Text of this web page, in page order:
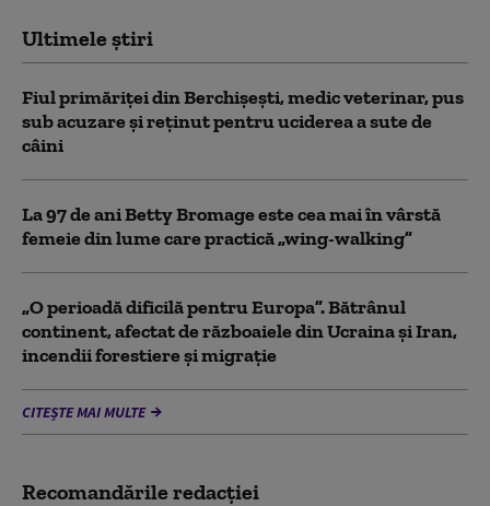
Ultimele știri
Fiul primăriţei din Berchişeşti, medic veterinar, pus
sub acuzare şi reţinut pentru uciderea a sute de
câini
La 97 de ani Betty Bromage este cea mai în vârstă
femeie din lume care practică „wing-walking”
„O perioadă dificilă pentru Europa”. Bătrânul
continent, afectat de războaiele din Ucraina și Iran,
incendii forestiere și migrație
CITEȘTE MAI MULTE
Recomandările redacţiei